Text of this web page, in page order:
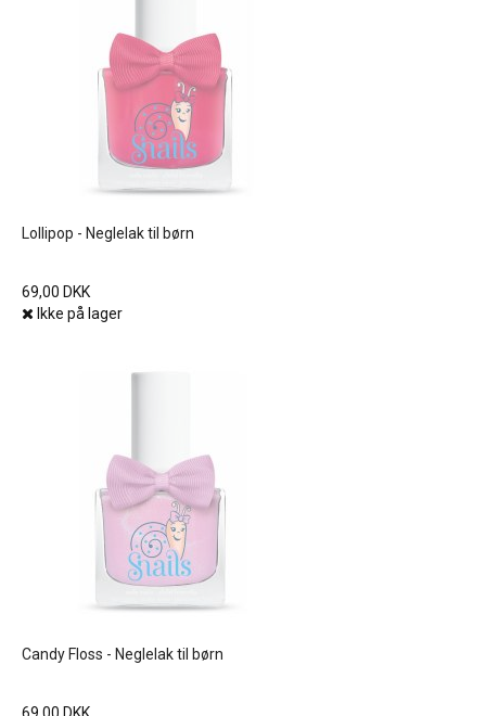
Lollipop - Neglelak til børn
69,00 DKK
Ikke på lager
Candy Floss - Neglelak til børn